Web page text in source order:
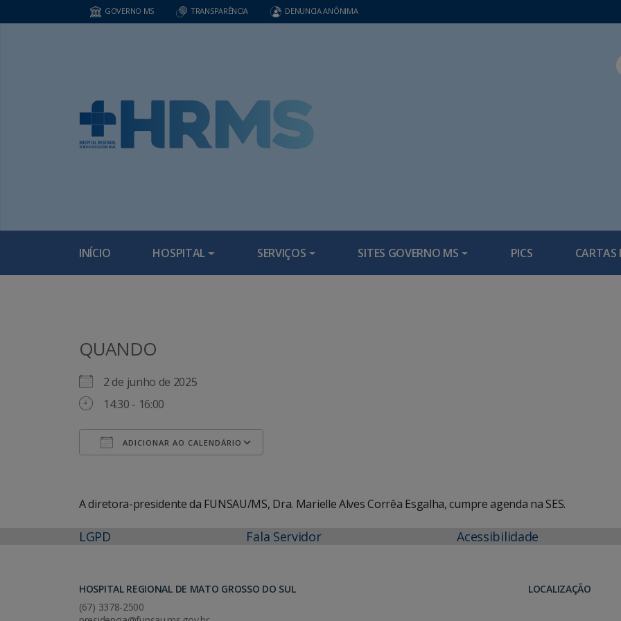
GOVERNO MS TRANSPARÊNCIA DENUNCIA ANÔNIMA
INÍCIO HOSPITAL SERVIÇOS SITES GOVERNO MS PICS CARTAS
QUANDO
2 de junho de 2025
14:30 - 16:00
ADICIONAR AO CALENDÁRIO
A diretora-presidente da FUNSAU/MS, Dra. Marielle Alves Corrêa Esgalha, cumpre agenda na SES.
LGPD Fala Servidor Acessibilidade
HOSPITAL REGIONAL DE MATO GROSSO DO SUL
(67) 3378-2500
LOCALIZAÇÃO